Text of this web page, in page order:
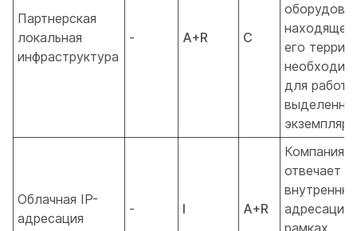
Партнерская
локальная
инфраструктура
- A+R C
его
для работы
Облачная IP-
адресация
- I A+R
Компания
отвечает
адресацию
рамках